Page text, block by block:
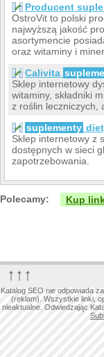
Producent
OstroVit to polski
najwyższą jakość
asortymencie
oraz witaminy i
Calivita
Sklep internetowy
witaminy, składniki
z roślin leczniczych,
suplementy
Sklep internetowy z
dostępnych w sieci
zapotrzebowania.
Polecamy: Kup
↑↑↑
Katalog SEO nie odpowiada
(reklam). Wszystkie linki,
nieaktualne. Odwiedzając